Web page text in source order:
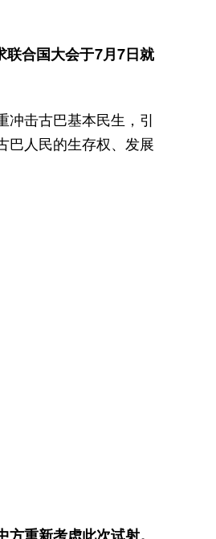
联合国大会于7月7日就
冲击古巴基本民生，引
巴人民的生存权、发展